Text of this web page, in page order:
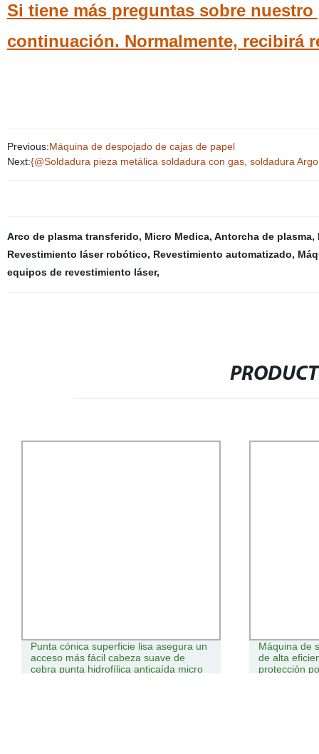
Si tiene más preguntas sobre
continuación. Normalmente, recibirá
Previous:Máquina de despojado de cajas de papel
Next:{@Soldadura pieza metálica soldadura con gas, soldadura
Arco de plasma transferido, Micro Medica, Antorcha de plasma,
Revestimiento láser robótico, Revestimiento automatizado,
equipos de revestimiento láser,
Punta cónica superficie lisa asegura un
acceso más fácil cabeza suave de
cebra punta hidrofílica anticaída micro
Máquina de
de alta
protección